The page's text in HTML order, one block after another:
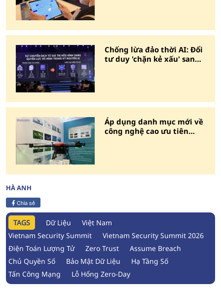
Chống lừa đảo thời AI: Đổi
tư duy 'chặn kẻ xấu' sang
Áp dụng danh mục mới về
công nghệ cao ưu tiên
HÀ ANH
Chia sẻ
TAGS Dữ Liệu
Việt Nam
Vietnam Security Summit
Vietnam Security Summit 2026
Điện Toán Lượng Tử
Zero Trust
Assume Breach
Chủ Quyền Số
Bảo Mật Dữ Liệu
Hạ Tầng Số
Tấn Công Mạng
Lỗ Hổng Zero-Day